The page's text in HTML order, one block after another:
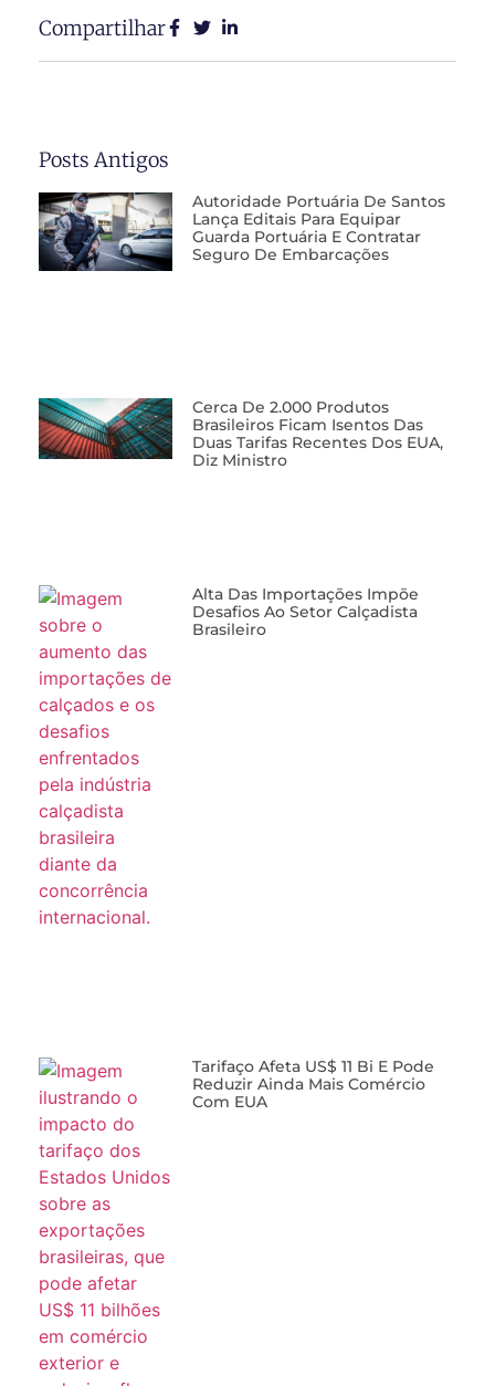
Compartilhar
Posts Antigos
Autoridade Portuária De Santos
Lança Editais Para Equipar
Guarda Portuária E Contratar
Seguro De Embarcações
Cerca De 2.000 Produtos
Brasileiros Ficam Isentos Das
Duas Tarifas Recentes Dos EUA,
Diz Ministro
Alta Das Importações Impõe
Desafios Ao Setor Calçadista
Brasileiro
Tarifaço Afeta US$ 11 Bi E Pode
Reduzir Ainda Mais Comércio
Com EUA